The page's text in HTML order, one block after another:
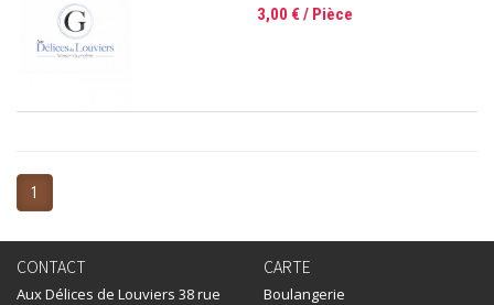
3,00 € / Pièce
1
CONTACT
Aux Délices de Louviers 38 rue
CARTE
Boulangerie